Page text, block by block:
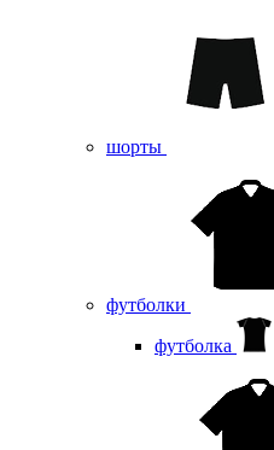
шорты
футболки
футболка